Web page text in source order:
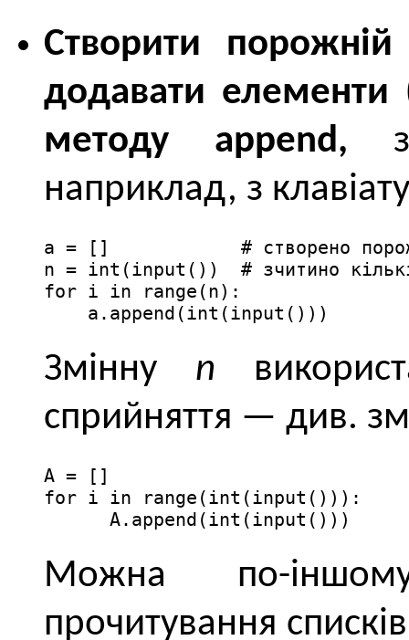
Cтворити
додавати
методу append,
наприклад, з
a = []            # створено
n = int(input())  # зчитино
for i in range(n):
    a.append(int(input()))
Змінну n
сприйняття — див.
A = []
for i in range(int(input())):
      A.append(int(input()))
Можна по-
прочитування